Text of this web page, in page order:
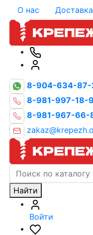
О нас
8-904-634-87-
8-981-997-18-
8-981-967-66-
Найти
Войти